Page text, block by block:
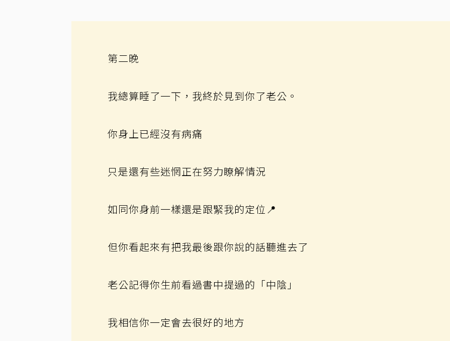
第二晚
我總算睡了一下，我終於見到你了老公。
你身上已經沒有病痛
只是還有些迷惘正在努力瞭解情況
如同你身前一樣還是跟緊我的定位📍
但你看起來有把我最後跟你說的話聽進去了
老公記得你生前看過書中提過的「中陰」
我相信你一定會去很好的地方